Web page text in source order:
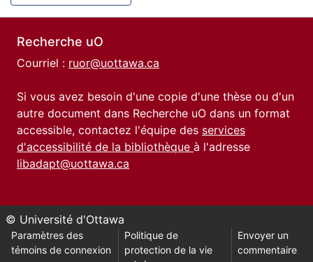
Recherche uO
Courriel : ruor@uottawa.ca
Si vous avez besoin d'une copie d'une thèse ou d'un
autre document dans Recherche uO dans un format
accessible, contactez l'équipe des services
d'accessibilité de la bibliothèque à l'adresse
libadapt@uottawa.ca
© Université d'Ottawa
Paramètres des
témoins de connexion
Politique de
protection de la vie
Envoyer un
commentaire